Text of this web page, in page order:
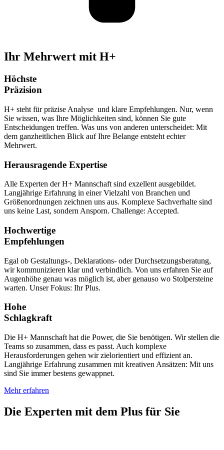
Ihr Mehrwert mit H+
Höchste
Präzision
H+ steht für präzise Analyse und klare Empfehlungen. Nur, wenn
Sie wissen, was Ihre Möglichkeiten sind, können Sie gute
Entscheidungen treffen. Was uns von anderen unterscheidet: Mit
dem ganzheitlichen Blick auf Ihre Belange entsteht echter
Mehrwert.
Herausragende Expertise
Alle Experten der H+ Mannschaft sind exzellent ausgebildet.
Langjährige Erfahrung in einer Vielzahl von Branchen und
Größenordnungen zeichnen uns aus. Komplexe Sachverhalte sind
uns keine Last, sondern Ansporn. Challenge: Accepted.
Hochwertige
Empfehlungen
Egal ob Gestaltungs-, Deklarations- oder Durchsetzungsberatung,
wir kommunizieren klar und verbindlich. Von uns erfahren Sie auf
Augenhöhe genau was möglich ist, aber genauso wo Stolpersteine
warten. Unser Fokus: Ihr Plus.
Hohe
Schlagkraft
Die H+ Mannschaft hat die Power, die Sie benötigen. Wir stellen die
Teams so zusammen, dass es passt. Auch komplexe
Herausforderungen gehen wir zielorientiert und effizient an.
Langjährige Erfahrung zusammen mit kreativen Ansätzen: Mit uns
sind Sie immer bestens gewappnet.
Mehr erfahren
Die Experten mit dem Plus für Sie